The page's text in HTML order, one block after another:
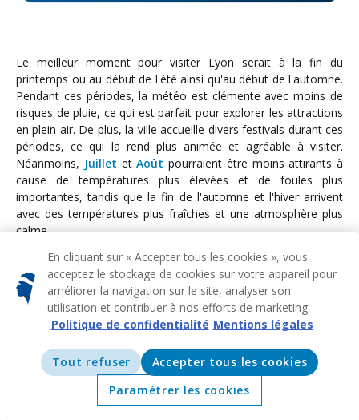
Offres Explorer
Le meilleur moment pour visiter Lyon serait à la fin du
printemps ou au début de l'été ainsi qu'au début de l'automne.
Pendant ces périodes, la météo est clémente avec moins de
risques de pluie, ce qui est parfait pour explorer les attractions
en plein air. De plus, la ville accueille divers festivals durant ces
périodes, ce qui la rend plus animée et agréable à visiter.
Néanmoins, Juillet etAoût pourraient être moins attirants à
cause de températures plus élevées et de foules plus
importantes, tandis que la fin de l'automne et l'hiver arrivent
avec des températures plus fraîches et une atmosphère plus
calme.
Vols
Lyonà partir de59€
Ajaccio Lyon
À partir de
LYS
En cliquant sur « Accepter tous les cookies », vous
acceptez le stockage de cookies sur votre appareil pour
améliorer la navigation sur le site, analyser son
utilisation et contribuer à nos efforts de marketing.
Politique de confidentialité Mentions légales
Tout refuser
Accepter tous les cookies
Paramétrer les cookies